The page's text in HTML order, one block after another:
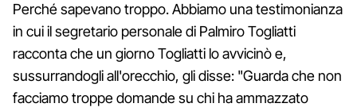
Perché sapevano troppo. Abbiamo una testimonianza
in cui il segretario personale di Palmiro Togliatti
racconta che un giorno Togliatti lo avvicinò e,
sussurrandogli all'orecchio, gli disse: "Guarda che non
facciamo troppe domande su chi ha ammazzato